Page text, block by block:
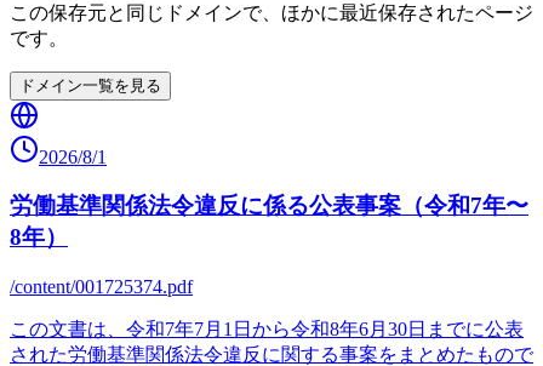
この保存元と同じドメインで、ほかに最近保存されたページ
です。
ドメイン一覧を見る
2026/8/1
労働基準関係法令違反に係る公表事案（令和7年〜
8年）
/content/001725374.pdf
この文書は、令和7年7月1日から令和8年6月30日までに公表
された労働基準関係法令違反に関する事案をまとめたもので